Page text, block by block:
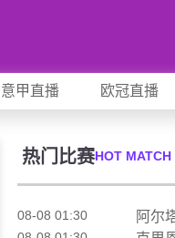
意甲直播 欧冠直播
热门比赛HOT MATCH
08-08 01:30 阿尔